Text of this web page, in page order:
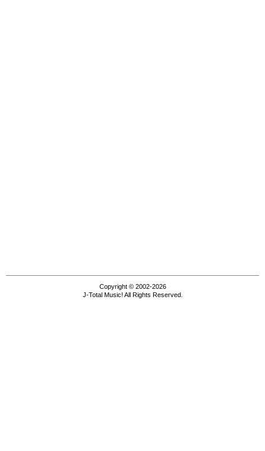
Copyright © 2002-2026
J-Total Music! All Rights Reserved.